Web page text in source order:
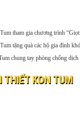
tham gia chương trình
tặng quà các hộ gia đình
chung tay phòng chống
THIẾT KON TUM